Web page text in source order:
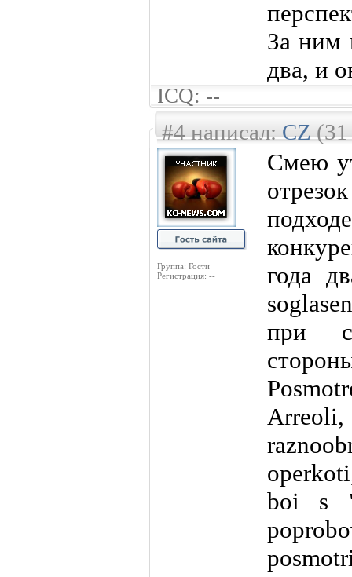
За ним
два, и
ICQ: --
#4 написал:CZ(31
Группа: Гости
Регистрация: --
Смею
года
при
boi s